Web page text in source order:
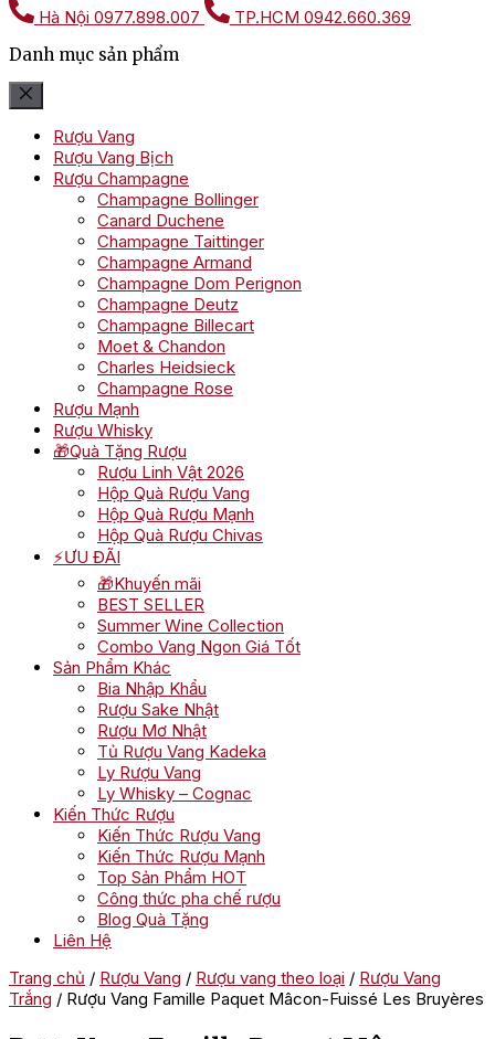
Hà Nội 0977.898.007 TP.HCM 0942.660.369
Danh mục sản phẩm
Rượu Vang
Rượu Vang Bịch
Rượu Champagne
Champagne Bollinger
Canard Duchene
Champagne Taittinger
Champagne Armand
Champagne Dom Perignon
Champagne Deutz
Champagne Billecart
Moet & Chandon
Charles Heidsieck
Champagne Rose
Rượu Mạnh
Rượu Whisky
🎁Quà Tặng Rượu
Rượu Linh Vật 2026
Hộp Quà Rượu Vang
Hộp Quà Rượu Mạnh
Hộp Quà Rượu Chivas
⚡ƯU ĐÃI
🎁Khuyến mãi
BEST SELLER
Summer Wine Collection
Combo Vang Ngon Giá Tốt
Sản Phẩm Khác
Bia Nhập Khẩu
Rượu Sake Nhật
Rượu Mơ Nhật
Tủ Rượu Vang Kadeka
Ly Rượu Vang
Ly Whisky – Cognac
Kiến Thức Rượu
Kiến Thức Rượu Vang
Kiến Thức Rượu Mạnh
Top Sản Phẩm HOT
Công thức pha chế rượu
Blog Quà Tặng
Liên Hệ
Trang chủ / Rượu Vang / Rượu vang theo loại / Rượu Vang
Trắng / Rượu Vang Famille Paquet Mâcon-Fuissé Les Bruyères